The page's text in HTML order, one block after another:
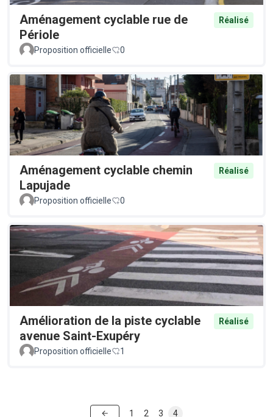
Aménagement cyclable rue de
Périole
Réalisé
Proposition officielle 0
Aménagement cyclable chemin
Lapujade
Réalisé
Proposition officielle 0
Amélioration de la piste cyclable
avenue Saint-Exupéry
Réalisé
Proposition officielle 1
1 2 3 4